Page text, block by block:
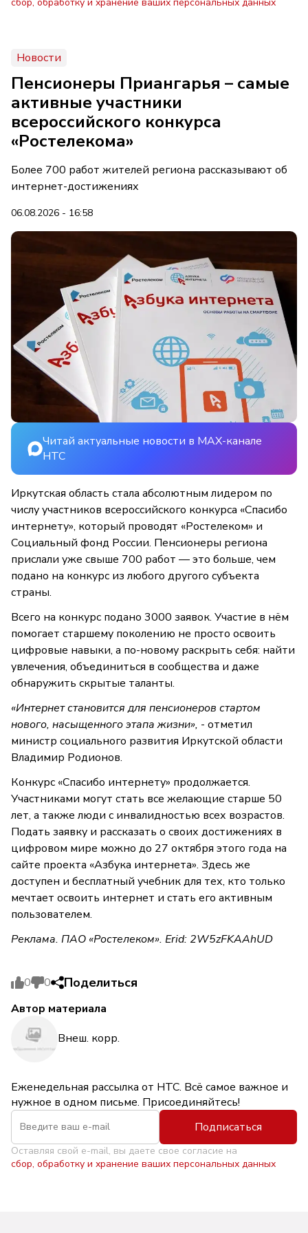
сбор, обработку и хранение ваших персональных данных
Новости
Пенсионеры Приангарья – самые
активные участники
всероссийского конкурса
«Ростелекома»
Более 700 работ жителей региона рассказывают об
интернет-достижениях
06.08.2026 - 16:58
Читай актуальные новости в MAX-канале
НТС
Иркутская область стала абсолютным лидером по
числу участников всероссийского конкурса «Спасибо
интернету», который проводят «Ростелеком» и
Социальный фонд России. Пенсионеры региона
прислали уже свыше 700 работ — это больше, чем
подано на конкурс из любого другого субъекта
страны.
Всего на конкурс подано 3000 заявок. Участие в нём
помогает старшему поколению не просто освоить
цифровые навыки, а по-новому раскрыть себя: найти
увлечения, объединиться в сообщества и даже
обнаружить скрытые таланты.
«Интернет становится для пенсионеров стартом
нового, насыщенного этапа жизни», - отметил
министр социального развития Иркутской области
Владимир Родионов.
Конкурс «Спасибо интернету» продолжается.
Участниками могут стать все желающие старше 50
лет, а также люди с инвалидностью всех возрастов.
Подать заявку и рассказать о своих достижениях в
цифровом мире можно до 27 октября этого года на
сайте проекта «Азбука интернета». Здесь же
доступен и бесплатный учебник для тех, кто только
мечтает освоить интернет и стать его активным
пользователем.
Реклама. ПАО «Ростелеком». Erid: 2W5zFKAAhUD
0 0 Поделиться
Автор материала
Внеш. корр.
Еженедельная рассылка от НТС. Всё самое важное и
нужное в одном письме. Присоединяйтесь!
Подписаться
Оставляя свой e-mail, вы даете свое согласие на
сбор, обработку и хранение ваших персональных данных